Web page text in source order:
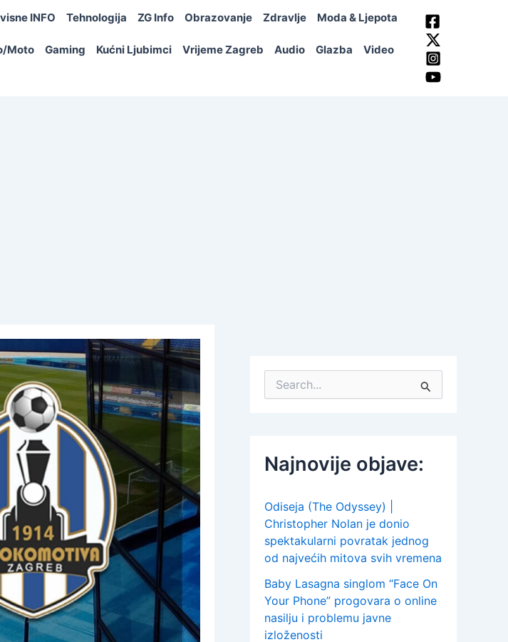
INFO Tehnologija ZG Info Obrazovanje Zdravlje Moda & Ljepota
Moto Gaming Kućni Ljubimci Vrijeme Zagreb Audio Glazba Video
:
Najnovije objave:
Odiseja (The Odyssey) |
Christopher Nolan je donio
spektakularni povratak jednog
od najvećih mitova svih vremena
Baby Lasagna singlom “Face On
Your Phone” progovara o online
nasilju i problemu javne
izloženosti